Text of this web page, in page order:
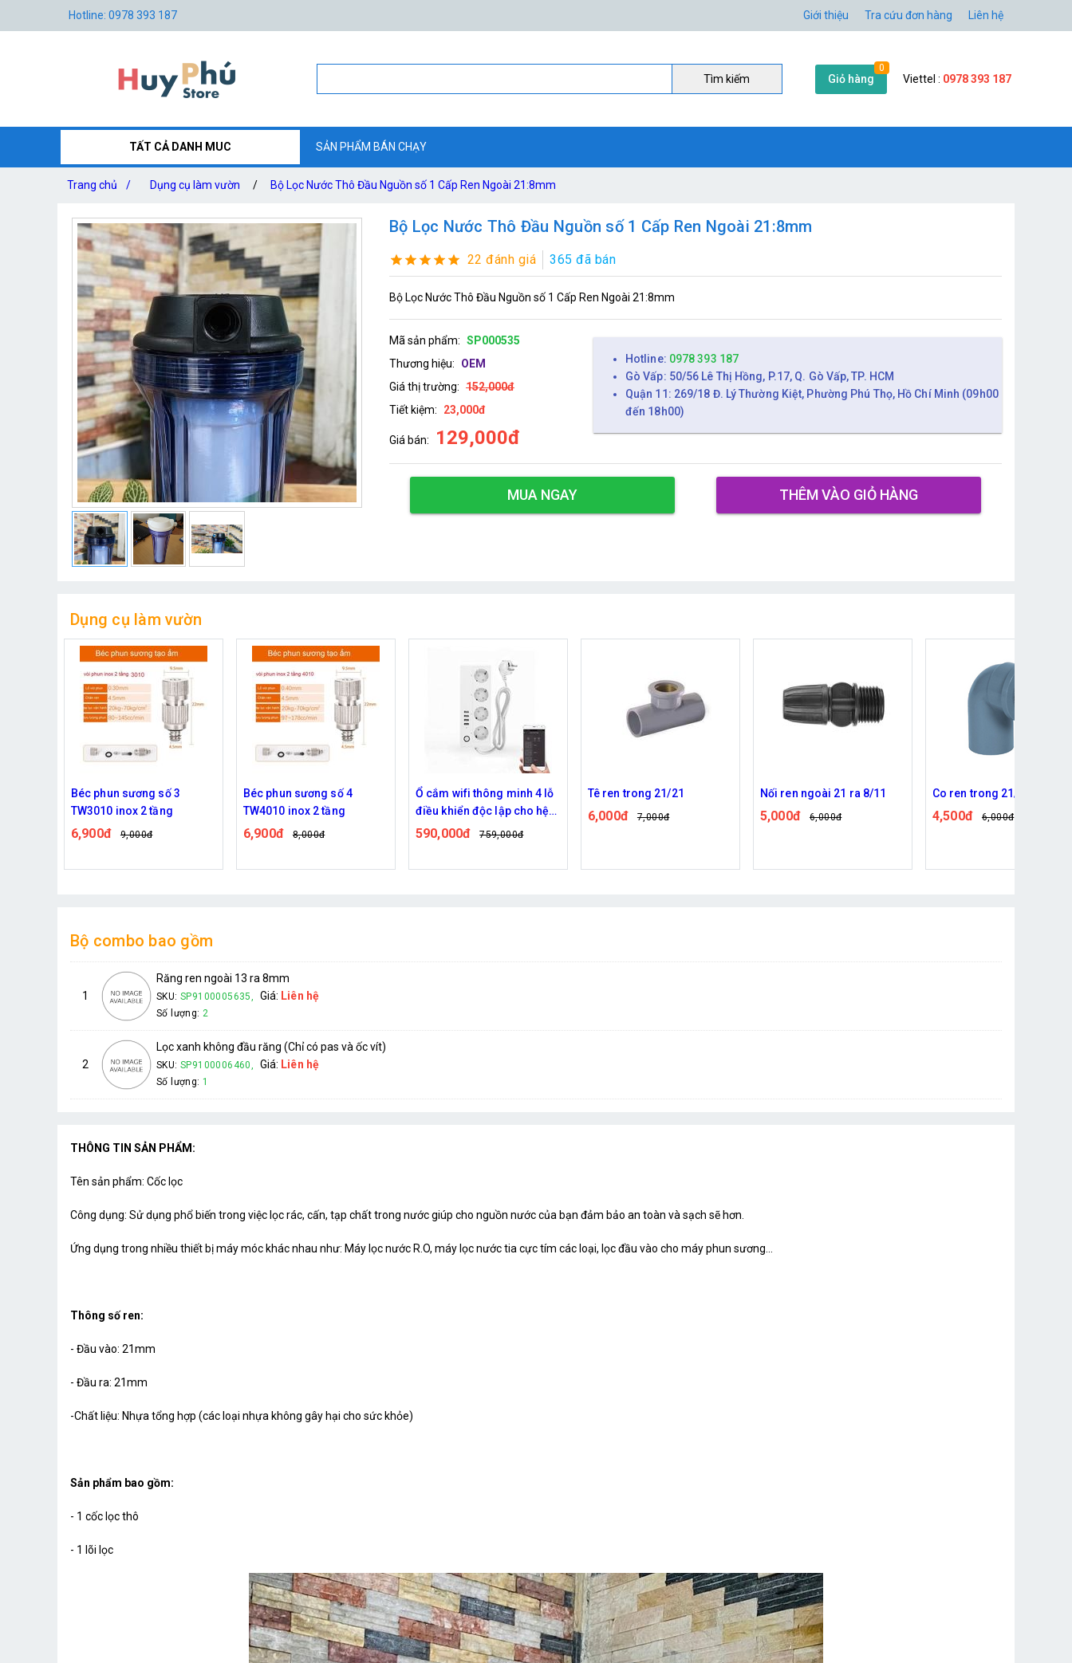
Hotline: 0978 393 187 Giới thiệu Tra cứu đơn hàng Liên hệ
Tìm kiếm Giỏ hàng
0
Viettel : 0978 393 187
TẤT CẢ DANH MUC SẢN PHẨM BÁN CHẠY
Trang chủ / Dụng cụ làm vườn / Bộ Lọc Nước Thô Đầu Nguồn số 1 Cấp Ren Ngoài 21:8mm
Bộ Lọc Nước Thô Đầu Nguồn số 1 Cấp Ren Ngoài 21:8mm
22 đánh giá 365 đã bán
Bộ Lọc Nước Thô Đầu Nguồn số 1 Cấp Ren Ngoài 21:8mm
Mã sản phẩm: SP000535
Thương hiệu:
OEM
Giá thị trường: 152,000đ
Tiết kiệm:
23,000đ
Giá bán: 129,000đ
Hotline: 0978 393 187
Gò Vấp: 50/56 Lê Thị Hồng, P.17, Q. Gò Vấp, TP. HCM
Quận 11: 269/18 Đ. Lý Thường Kiệt, Phường Phú Thọ, Hồ Chí Minh (09h00
đến 18h00)
MUA NGAY THÊM VÀO GIỎ HÀNG
Dụng cụ làm vườn
Béc phun sương số 4
TW4010 inox 2 tầng
6,900đ 8,000đ
Ổ cắm wifi thông minh 4 lỗ
điều khiển độc lập cho hệ
thống phun sương
590,000đ 759,000đ
Tê ren trong 21/21
6,000đ 7,000đ
Nối ren ngoài 21 ra 8/11
5,000đ 6,000đ
Co ren trong 21/21
4,500đ 6,000đ
Vỉ Phun Sương Siêu Âm 4
Mắt: Giải Pháp Tạo Ẩm &
Bộ combo bao gồm
1
Răng ren ngoài 13 ra 8mm
SKU: SP9100005635, Giá: Liên hệ
Số lượng: 2
2
Lọc xanh không đầu răng (Chỉ có pas và ốc vít)
SKU: SP9100006460, Giá: Liên hệ
Số lượng: 1
THÔNG TIN SẢN PHẨM:
Tên sản phẩm: Cốc lọc
Công dụng: Sử dụng phổ biến trong việc lọc rác, cấn, tạp chất trong nước giúp cho nguồn nước của bạn đảm bảo an toàn và sạch sẽ hơn.
Ứng dụng trong nhiều thiết bị máy móc khác nhau như: Máy lọc nước R.O, máy lọc nước tia cực tím các loại, lọc đầu vào cho máy phun sương...
Thông số ren:
- Đầu vào: 21mm
- Đầu ra: 21mm
-Chất liệu: Nhựa tổng hợp (các loại nhựa không gây hại cho sức khỏe)
Sản phẩm bao gồm:
- 1 cốc lọc thô
- 1 lõi lọc